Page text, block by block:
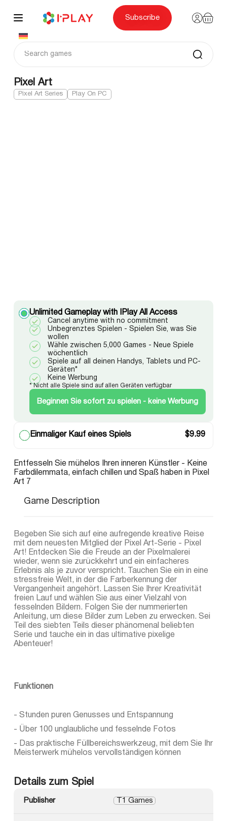
content
Subscribe
Pixel Art
Pixel Art Series Play On PC
Unlimited Gameplay with IPlay All Access
Cancel anytime with no commitment
Unbegrenztes Spielen - Spielen Sie, was Sie
wollen
Wähle zwischen 5,000 Games - Neue Spiele
wöchentlich
Spiele auf all deinen Handys, Tablets und PC-
Geräten*
Keine Werbung
* Nicht alle Spiele sind auf allen Geräten verfügbar
Beginnen Sie sofort zu spielen - keine Werbung
Einmaliger Kauf eines Spiels $9.99
Entfesseln Sie mühelos Ihren inneren Künstler - Keine
Farbdilemmata, einfach chillen und Spaß haben in Pixel
Art 7
Game Description
Begeben Sie sich auf eine aufregende kreative Reise
mit dem neuesten Mitglied der Pixel Art-Serie - Pixel
Art! Entdecken Sie die Freude an der Pixelmalerei
wieder, wenn sie zurückkehrt und ein einfacheres
Erlebnis als je zuvor verspricht. Tauchen Sie ein in eine
stressfreie Welt, in der die Farberkennung der
Vergangenheit angehört. Lassen Sie Ihrer Kreativität
freien Lauf und wählen Sie aus einer Vielzahl von
fesselnden Bildern. Folgen Sie der nummerierten
Anleitung, um diese Bilder zum Leben zu erwecken. Sei
Teil des siebten Teils dieser phänomenal beliebten
Serie und tauche ein in das ultimative pixelige
Abenteuer!
Funktionen
- Stunden puren Genusses und Entspannung
- Über 100 unglaubliche und fesselnde Fotos
- Das praktische Füllbereichswerkzeug, mit dem Sie Ihr
Meisterwerk mühelos vervollständigen können
Details zum Spiel
Publisher T1 Games